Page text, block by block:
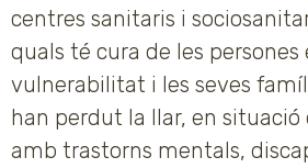
centres sanitaris i
quals té cura de les persones
vulnerabilitat i les seves
han perdut la llar, en situació
amb trastorns mentals,